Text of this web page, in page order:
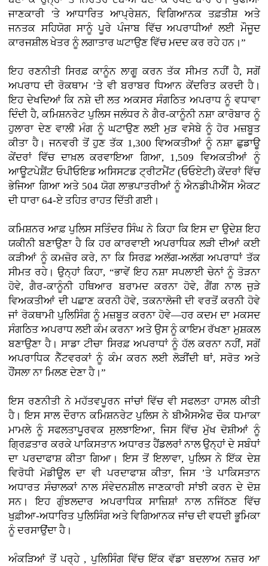
ਜਾਣਕਾਰੀ 'ਤੇ ਆਧਾਰਿਤ ਆਪ੍ਰੇਸ਼ਨ, ਵਿਗਿਆਨਕ ਤਫ਼ਤੀਸ਼ ਅਤੇ
ਜਨਤਕ ਸਹਿਯੋਗ ਸਾਨੂੰ ਪੂਰੇ ਪੰਜਾਬ ਵਿੱਚ ਅਪਰਾਧੀਆਂ ਲਈ ਮੌਜੂਦ
ਕਾਰਜਸ਼ੀਲ ਖੇਤਰ ਨੂੰ ਲਗਾਤਾਰ ਘਟਾਉਣ ਵਿੱਚ ਮਦਦ ਕਰ ਰਹੇ ਹਨ।”
ਇਹ ਰਣਨੀਤੀ ਸਿਰਫ਼ ਕਾਨੂੰਨ ਲਾਗੂ ਕਰਨ ਤੱਕ ਸੀਮਤ ਨਹੀਂ ਹੈ, ਸਗੋਂ
ਅਪਰਾਧ ਦੀ ਰੋਕਥਾਮ ’ਤੇ ਵੀ ਬਰਾਬਰ ਧਿਆਨ ਕੇਂਦਰਿਤ ਕਰਦੀ ਹੈ।
ਇਹ ਦੇਖਦਿਆਂ ਕਿ ਨਸ਼ੇ ਦੀ ਲਤ ਅਕਸਰ ਸੰਗਠਿਤ ਅਪਰਾਧ ਨੂੰ ਵਧਾਵਾ
ਦਿੰਦੀ ਹੈ, ਕਮਿਸ਼ਨਰੇਟ ਪੁਲਿਸ ਜਲੰਧਰ ਨੇ ਗੈਰ-ਕਾਨੂੰਨੀ ਨਸ਼ਾ ਕਾਰੋਬਾਰ ਨੂੰ
ਹੁਲਾਰਾ ਦੇਣ ਵਾਲੀ ਮੰਗ ਨੂੰ ਘਟਾਉਣ ਲਈ ਮੁੜ ਵਸੇਬੇ ਨੂੰ ਹੋਰ ਮਜ਼ਬੂਤ
ਕੀਤਾ ਹੈ। ਜਨਵਰੀ ਤੋਂ ਹੁਣ ਤੱਕ 1,300 ਵਿਅਕਤੀਆਂ ਨੂੰ ਨਸ਼ਾ ਛੁਡਾਊ
ਕੇਂਦਰਾਂ ਵਿੱਚ ਦਾਖ਼ਲ ਕਰਵਾਇਆ ਗਿਆ, 1,509 ਵਿਅਕਤੀਆਂ ਨੂੰ
ਆਊਟਪੇਸ਼ੈਂਟ ਓਪੀਓਇਡ ਅਸਿਸਟਡ ਟ੍ਰੀਟਮੈਂਟ (ਓਓਏਟੀ) ਕੇਂਦਰਾਂ ਵਿੱਚ
ਭੇਜਿਆ ਗਿਆ ਅਤੇ 504 ਯੋਗ ਲਾਭਪਾਤਰੀਆਂ ਨੂੰ ਐਨਡੀਪੀਐੱਸ ਐਕਟ
ਦੀ ਧਾਰਾ 64-ਏ ਤਹਿਤ ਰਾਹਤ ਦਿੱਤੀ ਗਈ।
ਕਮਿਸ਼ਨਰ ਆਫ਼ ਪੁਲਿਸ ਸਤਿੰਦਰ ਸਿੰਘ ਨੇ ਕਿਹਾ ਕਿ ਇਸ ਦਾ ਉਦੇਸ਼ ਇਹ
ਯਕੀਨੀ ਬਣਾਉਣਾ ਹੈ ਕਿ ਹਰ ਕਾਰਵਾਈ ਅਪਰਾਧਿਕ ਲੜੀ ਦੀਆਂ ਕਈ
ਕੜੀਆਂ ਨੂੰ ਕਮਜ਼ੋਰ ਕਰੇ, ਨਾ ਕਿ ਸਿਰਫ਼ ਅਲੱਗ-ਅਲੱਗ ਅਪਰਾਧਾਂ ਤੱਕ
ਸੀਮਤ ਰਹੇ। ਉਨ੍ਹਾਂ ਕਿਹਾ, “ਭਾਵੇਂ ਇਹ ਨਸ਼ਾ ਸਪਲਾਈ ਚੇਨਾਂ ਨੂੰ ਤੋੜਨਾ
ਹੋਵੇ, ਗੈਰ-ਕਾਨੂੰਨੀ ਹਥਿਆਰ ਬਰਾਮਦ ਕਰਨਾ ਹੋਵੇ, ਗੈਂਗ ਨਾਲ ਜੁੜੇ
ਵਿਅਕਤੀਆਂ ਦੀ ਪਛਾਣ ਕਰਨੀ ਹੋਵੇ, ਤਕਨਾਲੋਜੀ ਦੀ ਵਰਤੋਂ ਕਰਨੀ ਹੋਵੇ
ਜਾਂ ਰੋਕਥਾਮੀ ਪੁਲਿਸਿੰਗ ਨੂੰ ਮਜ਼ਬੂਤ ਕਰਨਾ ਹੋਵੇ—ਹਰ ਕਦਮ ਦਾ ਮਕਸਦ
ਸੰਗਠਿਤ ਅਪਰਾਧ ਲਈ ਕੰਮ ਕਰਨਾ ਅਤੇ ਉਸ ਨੂੰ ਕਾਇਮ ਰੱਖਣਾ ਮੁਸ਼ਕਲ
ਬਣਾਉਣਾ ਹੈ। ਸਾਡਾ ਟੀਚਾ ਸਿਰਫ਼ ਅਪਰਾਧਾਂ ਨੂੰ ਹੱਲ ਕਰਨਾ ਨਹੀਂ, ਸਗੋਂ
ਅਪਰਾਧਿਕ ਨੈੱਟਵਰਕਾਂ ਨੂੰ ਕੰਮ ਕਰਨ ਲਈ ਲੋੜੀਂਦੀ ਥਾਂ, ਸਰੋਤ ਅਤੇ
ਹੌਂਸਲਾ ਨਾ ਮਿਲਣ ਦੇਣਾ ਹੈ।”
ਇਸ ਰਣਨੀਤੀ ਨੇ ਮਹੱਤਵਪੂਰਨ ਜਾਂਚਾਂ ਵਿੱਚ ਵੀ ਸਫਲਤਾ ਹਾਸਲ ਕੀਤੀ
ਹੈ। ਇਸ ਸਾਲ ਦੌਰਾਨ ਕਮਿਸ਼ਨਰੇਟ ਪੁਲਿਸ ਨੇ ਬੀਐਸਐਫ ਚੌਕ ਧਮਾਕਾ
ਮਾਮਲੇ ਨੂੰ ਸਫਲਤਾਪੂਰਵਕ ਸੁਲਝਾਇਆ, ਜਿਸ ਵਿੱਚ ਮੁੱਖ ਦੋਸ਼ੀਆਂ ਨੂੰ
ਗ੍ਰਿਫ਼ਤਾਰ ਕਰਕੇ ਪਾਕਿਸਤਾਨ ਅਧਾਰਤ ਹੈਂਡਲਰਾਂ ਨਾਲ ਉਨ੍ਹਾਂ ਦੇ ਸਬੰਧਾਂ
ਦਾ ਪਰਦਾਫਾਸ਼ ਕੀਤਾ ਗਿਆ। ਇਸ ਤੋਂ ਇਲਾਵਾ, ਪੁਲਿਸ ਨੇ ਇੱਕ ਦੇਸ਼
ਵਿਰੋਧੀ ਮੋਡੀਊਲ ਦਾ ਵੀ ਪਰਦਾਫਾਸ਼ ਕੀਤਾ, ਜਿਸ ’ਤੇ ਪਾਕਿਸਤਾਨ
ਅਧਾਰਤ ਸੰਚਾਲਕਾਂ ਨਾਲ ਸੰਵੇਦਨਸ਼ੀਲ ਜਾਣਕਾਰੀ ਸਾਂਝੀ ਕਰਨ ਦੇ ਦੋਸ਼
ਸਨ। ਇਹ ਗੁੰਝਲਦਾਰ ਅਪਰਾਧਿਕ ਸਾਜ਼ਿਸ਼ਾਂ ਨਾਲ ਨਜਿੱਠਣ ਵਿੱਚ
ਖੁਫ਼ੀਆ-ਅਧਾਰਿਤ ਪੁਲਿਸਿੰਗ ਅਤੇ ਵਿਗਿਆਨਕ ਜਾਂਚ ਦੀ ਵਧਦੀ ਭੂਮਿਕਾ
ਨੂੰ ਦਰਸਾਉਂਦਾ ਹੈ।
ਅੰਕੜਿਆਂ ਤੋਂ ਪਰ੍ਹੇ , ਪੁਲਿਸਿੰਗ ਵਿੱਚ ਇੱਕ ਵੱਡਾ ਬਦਲਾਅ ਨਜ਼ਰ ਆ